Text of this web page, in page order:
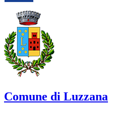
Comune di Luzzana